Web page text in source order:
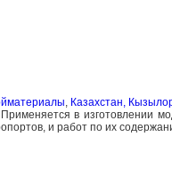
, Казахстан,
в изготовлении
и работ по их